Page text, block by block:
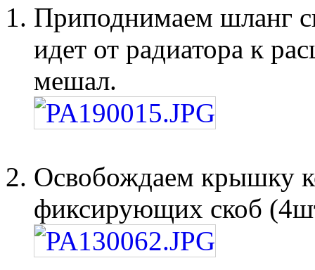
Приподнимаем шланг
идет от радиатора к
мешал.
Освобождаем крышку
фиксирующих скоб